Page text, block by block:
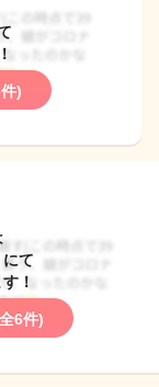
)
にて
！
6件)